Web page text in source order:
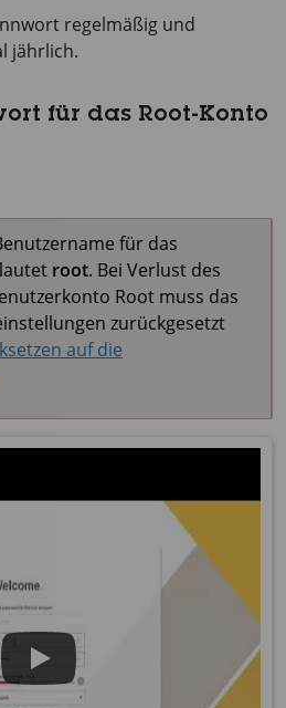
regelmäßig und
jährlich.
für das Root-Konto
für das
root. Bei Verlust des
Root muss das
zurückgesetzt
auf die